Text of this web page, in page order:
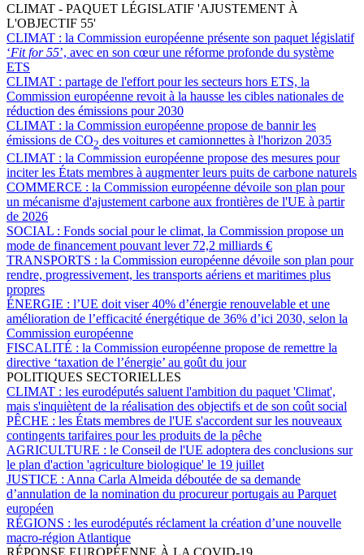
CLIMAT - PAQUET LÉGISLATIF 'AJUSTEMENT À
L'OBJECTIF 55'
CLIMAT : la Commission européenne présente son paquet législatif
‘Fit for 55’, avec en son cœur une réforme profonde du système
ETS
CLIMAT : partage de l'effort pour les secteurs hors ETS, la
Commission européenne revoit à la hausse les cibles nationales de
réduction des émissions pour 2030
CLIMAT : la Commission européenne propose de bannir les
émissions de CO2 des voitures et camionnettes à l'horizon 2035
CLIMAT : la Commission européenne propose des mesures pour
inciter les États membres à augmenter leurs puits de carbone naturels
COMMERCE : la Commission européenne dévoile son plan pour
un mécanisme d'ajustement carbone aux frontières de l'UE à partir
de 2026
SOCIAL : Fonds social pour le climat, la Commission propose un
mode de financement pouvant lever 72,2 milliards €
TRANSPORTS : la Commission européenne dévoile son plan pour
rendre, progressivement, les transports aériens et maritimes plus
propres
ÉNERGIE : l’UE doit viser 40% d’énergie renouvelable et une
amélioration de l’efficacité énergétique de 36% d’ici 2030, selon la
Commission européenne
FISCALITÉ : la Commission européenne propose de remettre la
directive ‘taxation de l’énergie’ au goût du jour
POLITIQUES SECTORIELLES
CLIMAT : les eurodéputés saluent l'ambition du paquet 'Climat',
mais s'inquiètent de la réalisation des objectifs et de son coût social
PÊCHE : les États membres de l'UE s'accordent sur les nouveaux
contingents tarifaires pour les produits de la pêche
AGRICULTURE : le Conseil de l'UE adoptera des conclusions sur
le plan d'action 'agriculture biologique' le 19 juillet
JUSTICE : Anna Carla Almeida déboutée de sa demande
d’annulation de la nomination du procureur portugais au Parquet
européen
RÉGIONS : les eurodéputés réclament la création d’une nouvelle
macro-région Atlantique
RÉPONSE EUROPÉENNE À LA COVID-19